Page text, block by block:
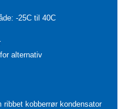
-25C til 40C
alternativ
kobberrør kondensator